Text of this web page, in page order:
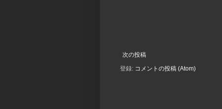
次の投稿
登録: コメントの投稿 (Atom)